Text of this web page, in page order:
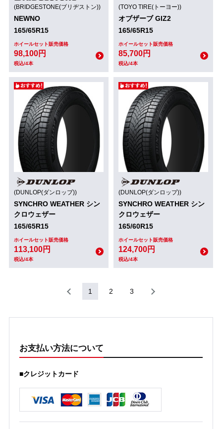
(BRIDGESTONE(ブリヂストン))
NEWNO
165/65R15
ホイールセット販売価格
98,100円
税込/4本
(TOYO TIRE(トーヨー))
オブザーブ GIZ2
165/65R15
ホイールセット販売価格
85,700円
税込/4本
(DUNLOP(ダンロップ))
SYNCHRO WEATHER シン
クロウェザー
165/65R15
ホイールセット販売価格
113,100円
税込/4本
(DUNLOP(ダンロップ))
SYNCHRO WEATHER シン
クロウェザー
165/60R15
ホイールセット販売価格
124,700円
税込/4本
1 2 3
お支払い方法について
■クレジットカード